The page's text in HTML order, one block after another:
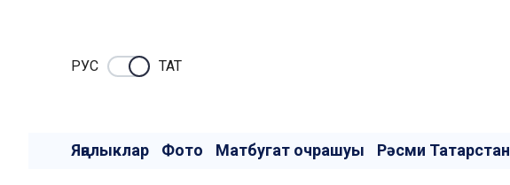
РУC ТАТ
Яңалыклар Фото Матбугат очрашуы Рәсми Татарстан